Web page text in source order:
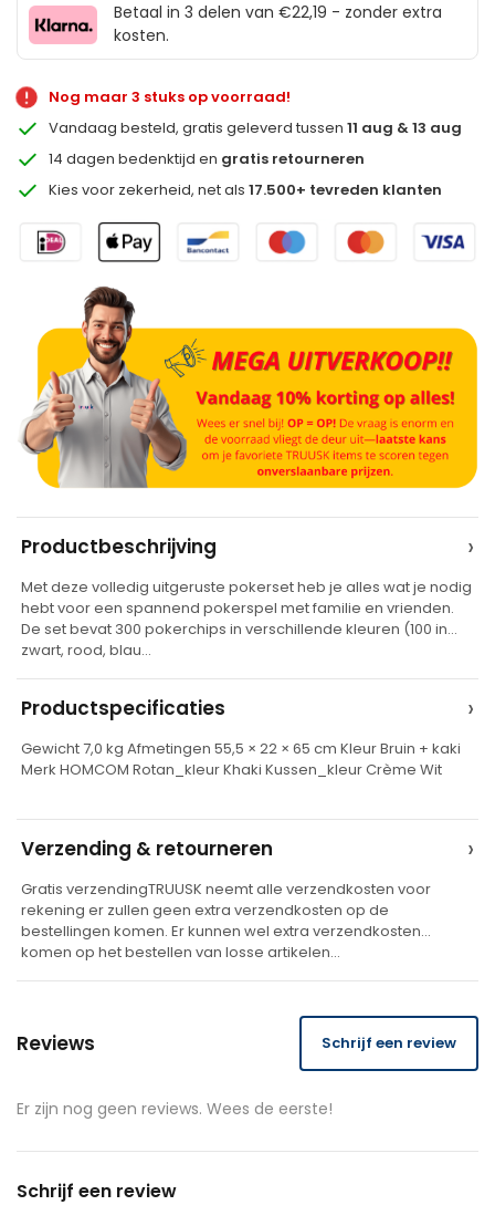
Betaal in 3 delen van €22,19 - zonder extra
kosten.
Nog maar 3 stuks op voorraad!
Vandaag besteld, gratis geleverd tussen11 aug & 13 aug
14 dagen bedenktijd en gratis retourneren
Kies voor zekerheid, net als17.500+ tevreden klanten
t
e
a
t
e
Productbeschrijving ›
Met deze volledig uitgeruste pokerset heb je alles wat je nodig
hebt voor een spannend pokerspel met familie en vrienden.
De set bevat 300 pokerchips in verschillende kleuren (100 in
zwart, rood, blau…
Productspecificaties ›
Gewicht 7,0 kg Afmetingen 55,5 × 22 × 65 cm Kleur Bruin + kaki
Merk HOMCOM Rotan_kleur Khaki Kussen_kleur Crème Wit
Verzending & retourneren ›
Gratis verzendingTRUUSK neemt alle verzendkosten voor
rekening er zullen geen extra verzendkosten op de
bestellingen komen. Er kunnen wel extra verzendkosten
komen op het bestellen van losse artikelen…
Reviews Schrijf een review
Er zijn nog geen reviews. Wees de eerste!
Schrijf een review